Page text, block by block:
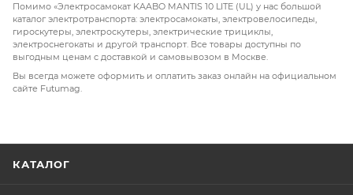
Помимо «Электросамокат KAABO MANTIS 10 LITE (UL) у нас большой
каталог электротранспорта: электросамокаты, электровелосипеды,
гироскутеры, электроскутеры, электрические трициклы,
электроснегокаты и другой транспорт. Все товары доступны по
выгодным ценам с доставкой и самовывозом в Москве.
Вы всегда можете оформить и оплатить заказ онлайн на официальном
сайте Futumag.
КАТАЛОГ